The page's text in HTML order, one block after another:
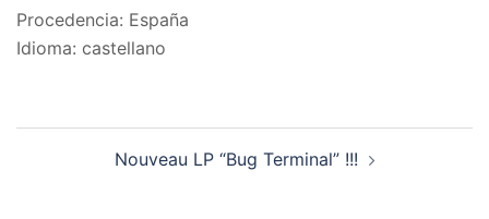
Procedencia: España
Idioma: castellano
d’articleNouveau LP “Bug Terminal” !!!